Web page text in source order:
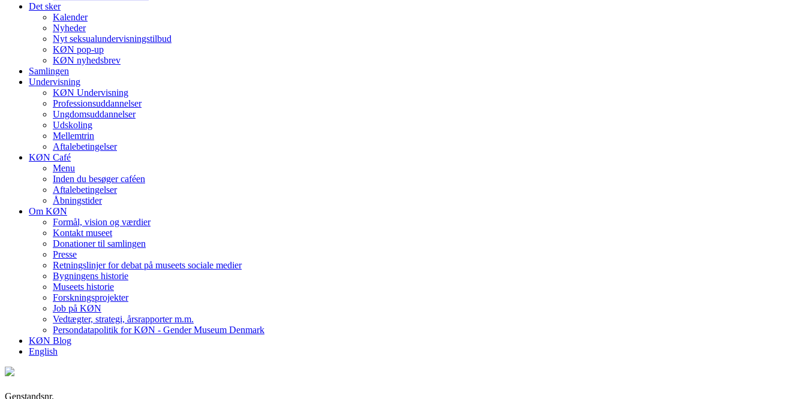
Det sker
Kalender
Nyheder
Nyt seksualundervisningstilbud
KØN pop-up
KØN nyhedsbrev
Samlingen
Undervisning
KØN Undervisning
Professionsuddannelser
Ungdomsuddannelser
Udskoling
Mellemtrin
Aftalebetingelser
KØN Café
Menu
Inden du besøger caféen
Aftalebetingelser
Åbningstider
Om KØN
Formål, vision og værdier
Kontakt museet
Donationer til samlingen
Presse
Retningslinjer for debat på museets sociale medier
Bygningens historie
Museets historie
Forskningsprojekter
Job på KØN
Vedtægter, strategi, årsrapporter m.m.
Persondatapolitik for KØN - Gender Museum Denmark
KØN Blog
English
Genstandsnr.